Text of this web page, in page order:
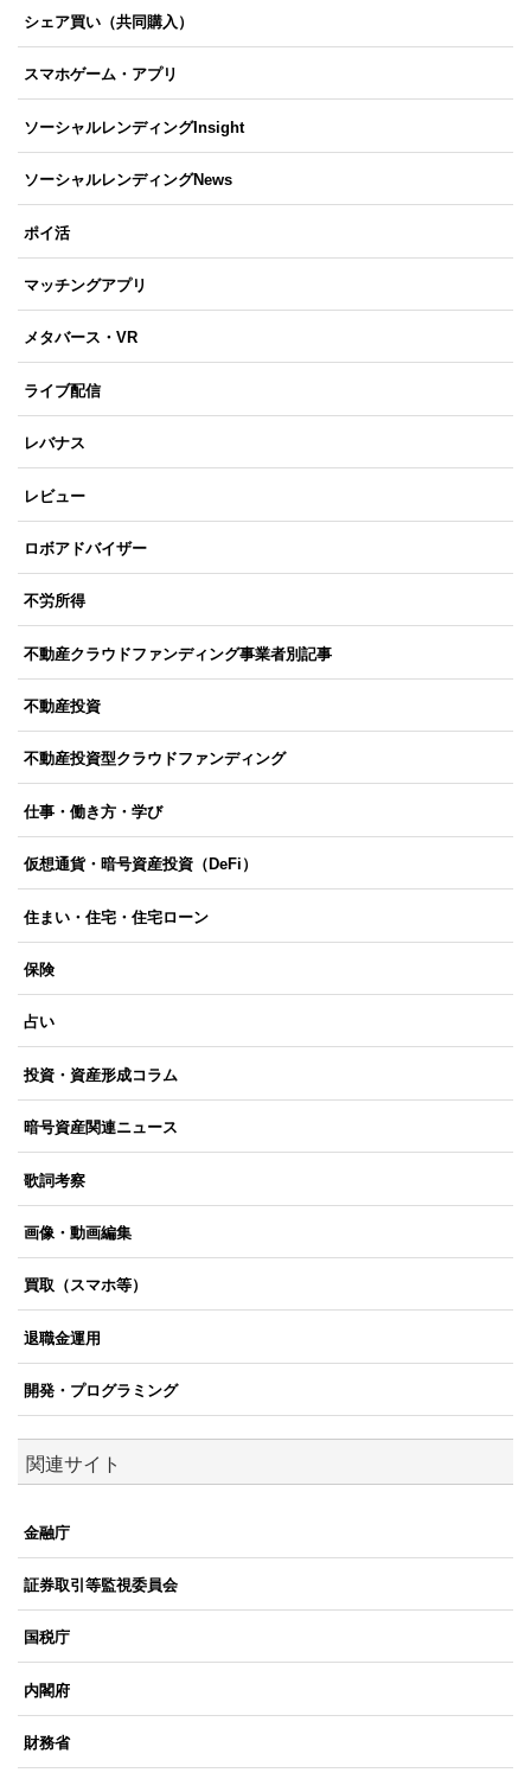
シェア買い（共同購入）
スマホゲーム・アプリ
ソーシャルレンディングInsight
ソーシャルレンディングNews
ポイ活
マッチングアプリ
メタバース・VR
ライブ配信
レバナス
レビュー
ロボアドバイザー
不労所得
不動産クラウドファンディング事業者別記事
不動産投資
不動産投資型クラウドファンディング
仕事・働き方・学び
仮想通貨・暗号資産投資（DeFi）
住まい・住宅・住宅ローン
保険
占い
投資・資産形成コラム
暗号資産関連ニュース
歌詞考察
画像・動画編集
買取（スマホ等）
退職金運用
開発・プログラミング
関連サイト
金融庁
証券取引等監視委員会
国税庁
内閣府
財務省